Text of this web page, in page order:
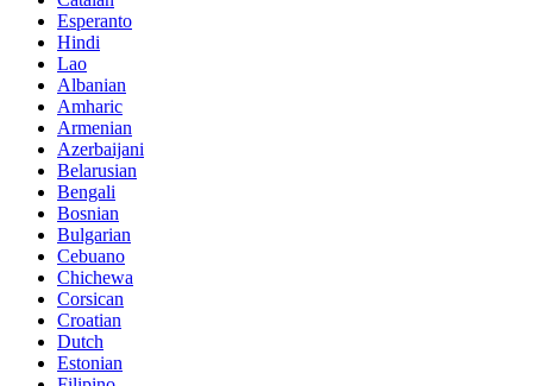
Esperanto
Hindi
Lao
Albanian
Amharic
Armenian
Azerbaijani
Belarusian
Bengali
Bosnian
Bulgarian
Cebuano
Chichewa
Corsican
Croatian
Dutch
Estonian